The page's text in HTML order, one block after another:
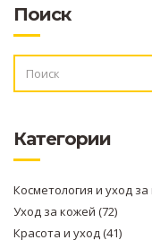
Поиск
Категории
Косметология и уход
Уход за кожей (72)
Красота и уход(41)